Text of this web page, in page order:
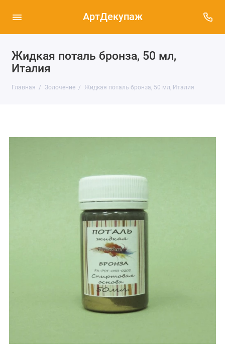
АртДекупаж
Жидкая поталь бронза, 50 мл,
Италия
Главная Золочение Жидкая поталь бронза, 50 мл, Италия